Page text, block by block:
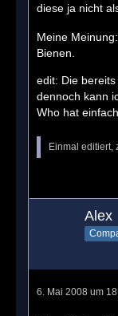
diese ja nicht
Meine
Bienen.
edit: Die
dennoch kann
Who hat
Einmal editiert,
Alex
6. Mai 2008 um